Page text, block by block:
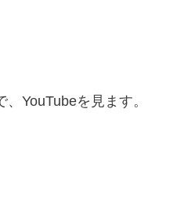
YouTubeを見ます。